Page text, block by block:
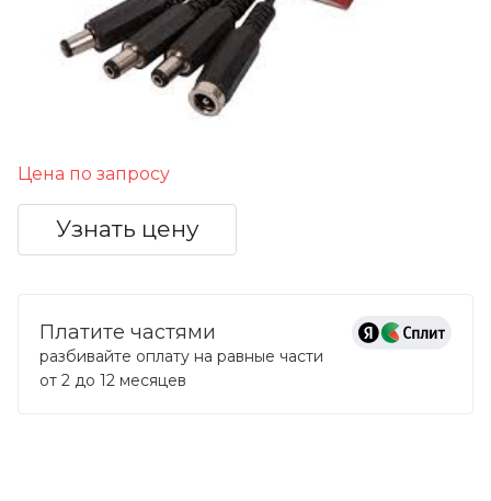
Цена по запросу
Узнать цену
Платите частями
разбивайте оплату на равные части
от 2 до 12 месяцев